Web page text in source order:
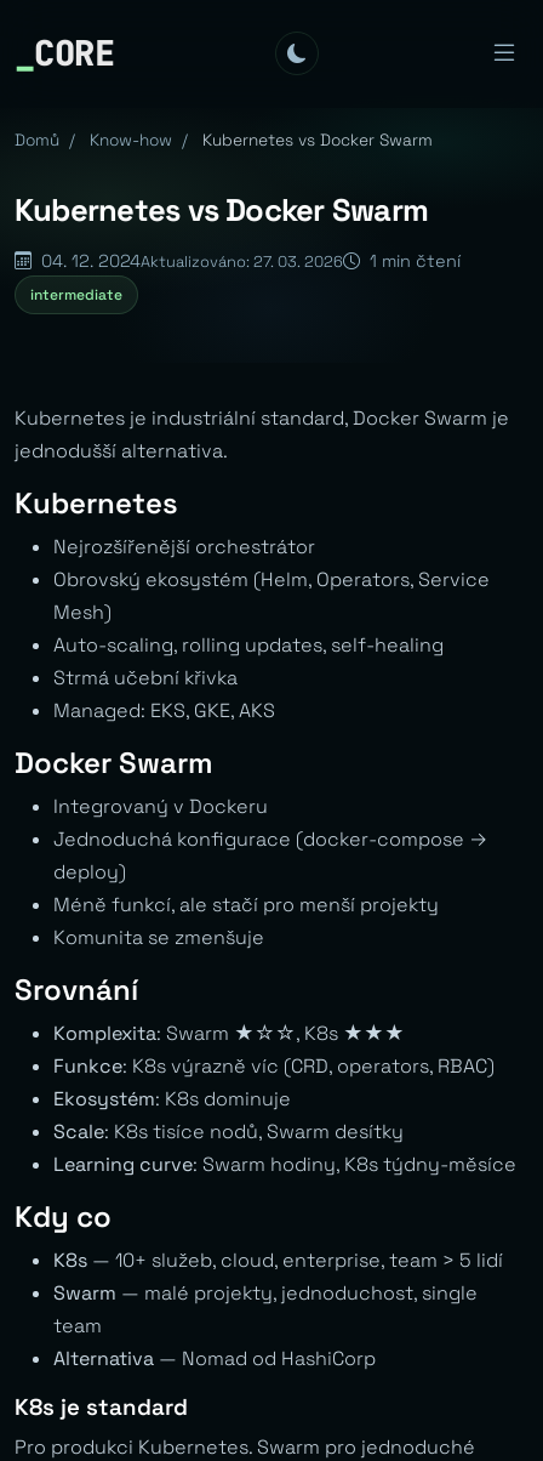
_CORE
Domů / Know-how / Kubernetes vs Docker Swarm
Kubernetes vs Docker Swarm
04. 12. 2024Aktualizováno: 27. 03. 2026 1 min čtení
intermediate
Kubernetes je industriální standard, Docker Swarm je
jednodušší alternativa.
Kubernetes
Nejrozšířenější orchestrátor
Obrovský ekosystém (Helm, Operators, Service
Mesh)
Auto-scaling, rolling updates, self-healing
Strmá učební křivka
Managed: EKS, GKE, AKS
Docker Swarm
Integrovaný v Dockeru
Jednoduchá konfigurace (docker-compose →
deploy)
Méně funkcí, ale stačí pro menší projekty
Komunita se zmenšuje
Srovnání
Komplexita: Swarm ★☆☆, K8s ★★★
Funkce: K8s výrazně víc (CRD, operators, RBAC)
Ekosystém: K8s dominuje
Scale: K8s tisíce nodů, Swarm desítky
Learning curve: Swarm hodiny, K8s týdny-měsíce
Kdy co
K8s — 10+ služeb, cloud, enterprise, team > 5 lidí
Swarm — malé projekty, jednoduchost, single
team
Alternativa — Nomad od HashiCorp
K8s je standard
Pro produkci Kubernetes. Swarm pro jednoduché